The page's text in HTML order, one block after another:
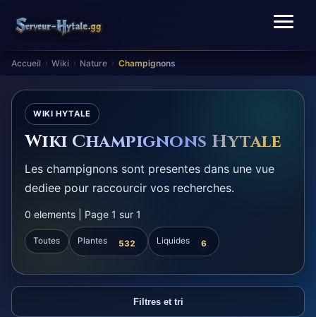
Accueil › Wiki › Nature › Champignons
WIKI HYTALE
Wiki Champignons Hytale
Les champignons sont presentes dans une vue
dediee pour raccourcir vos recherches.
0 elements | Page 1 sur 1
Toutes Plantes 532 Liquides 6
Filtres et tri